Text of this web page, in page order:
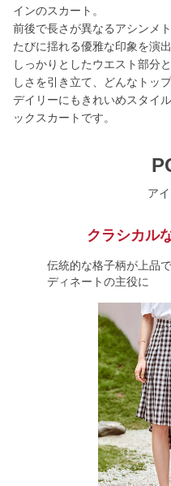
インのスカート。
前後で長さが異なるアシンメ
たびに揺れる優雅な印象を演出
しっかりとしたウエスト部分
しさを引き立て、どんなトッ
デイリーにもきれいめスタイ
ックスカートです。
ア
クラシカル
伝統的な格子柄が上品
ディネートの主役に